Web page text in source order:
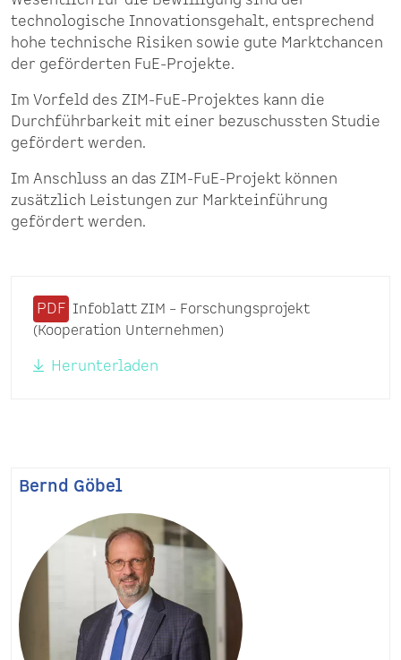
technologische Innovationsgehalt, entsprechend
hohe technische Risiken sowie gute Marktchancen
der geförderten FuE-Projekte.
Im Vorfeld des ZIM-FuE-Projektes kann die
Durchführbarkeit mit einer bezuschussten Studie
gefördert werden.
Im Anschluss an das ZIM-FuE-Projekt können
zusätzlich Leistungen zur Markteinführung
gefördert werden.
PDF Infoblatt ZIM – Forschungsprojekt
(Kooperation Unternehmen)
Herunterladen
Bernd Göbel